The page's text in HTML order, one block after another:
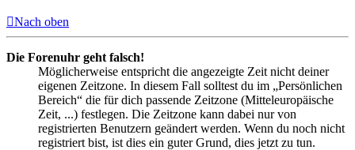
Nach oben
Die Forenuhr geht falsch!
Möglicherweise entspricht die angezeigte Zeit nicht deiner
eigenen Zeitzone. In diesem Fall solltest du im „Persönlichen
Bereich“ die für dich passende Zeitzone (Mitteleuropäische
Zeit, ...) festlegen. Die Zeitzone kann dabei nur von
registrierten Benutzern geändert werden. Wenn du noch nicht
registriert bist, ist dies ein guter Grund, dies jetzt zu tun.